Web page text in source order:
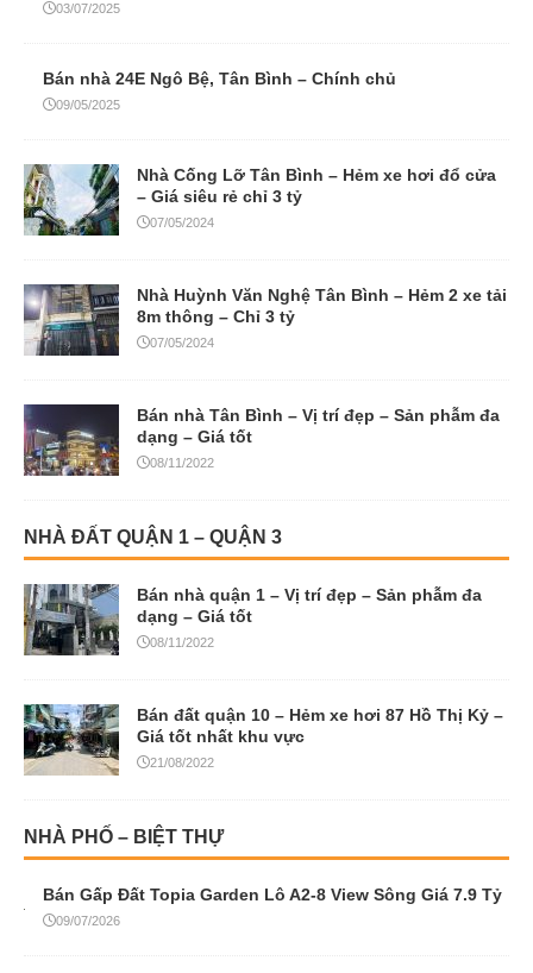
03/07/2025
Bán nhà 24E Ngô Bệ, Tân Bình – Chính chủ
09/05/2025
Nhà Cống Lỡ Tân Bình – Hẻm xe hơi đổ cửa
– Giá siêu rẻ chỉ 3 tỷ
07/05/2024
Nhà Huỳnh Văn Nghệ Tân Bình – Hẻm 2 xe tải
8m thông – Chỉ 3 tỷ
07/05/2024
Bán nhà Tân Bình – Vị trí đẹp – Sản phẫm đa
dạng – Giá tốt
08/11/2022
NHÀ ĐẤT QUẬN 1 – QUẬN 3
Bán nhà quận 1 – Vị trí đẹp – Sản phẫm đa
dạng – Giá tốt
08/11/2022
Bán đất quận 10 – Hẻm xe hơi 87 Hồ Thị Kỷ –
Giá tốt nhất khu vực
21/08/2022
NHÀ PHỐ – BIỆT THỰ
Bán Gấp Đất Topia Garden Lô A2-8 View Sông Giá 7.9 Tỷ
09/07/2026